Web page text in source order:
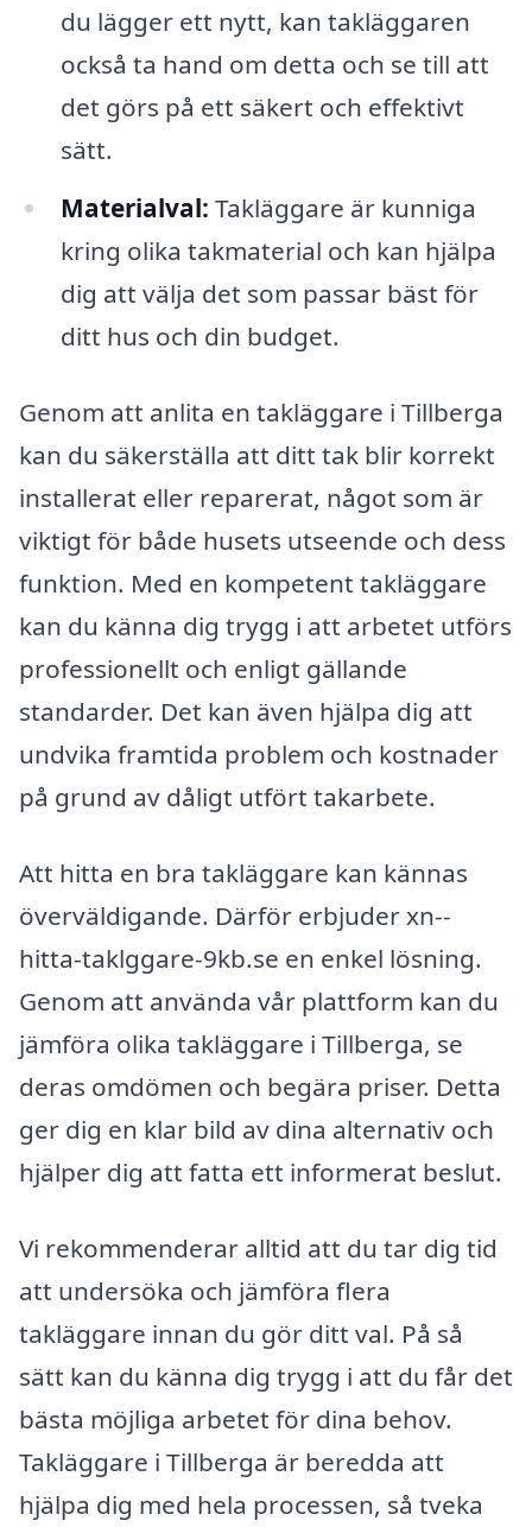
du lägger ett nytt, kan takläggaren
också ta hand om detta och se till att
det görs på ett säkert och effektivt
sätt.
Materialval: Takläggare är kunniga
kring olika takmaterial och kan hjälpa
dig att välja det som passar bäst för
ditt hus och din budget.
Genom att anlita en takläggare i Tillberga
kan du säkerställa att ditt tak blir korrekt
installerat eller reparerat, något som är
viktigt för både husets utseende och dess
funktion. Med en kompetent takläggare
kan du känna dig trygg i att arbetet utförs
professionellt och enligt gällande
standarder. Det kan även hjälpa dig att
undvika framtida problem och kostnader
på grund av dåligt utfört takarbete.
Att hitta en bra takläggare kan kännas
överväldigande. Därför erbjuder xn--
hitta-taklggare-9kb.se en enkel lösning.
Genom att använda vår plattform kan du
jämföra olika takläggare i Tillberga, se
deras omdömen och begära priser. Detta
ger dig en klar bild av dina alternativ och
hjälper dig att fatta ett informerat beslut.
Vi rekommenderar alltid att du tar dig tid
att undersöka och jämföra flera
takläggare innan du gör ditt val. På så
sätt kan du känna dig trygg i att du får det
bästa möjliga arbetet för dina behov.
Takläggare i Tillberga är beredda att
hjälpa dig med hela processen, så tveka